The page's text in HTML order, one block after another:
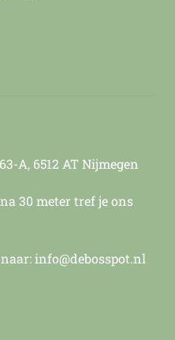
A, 6512 AT Nijmegen
30 meter tref je ons
info@debosspot.nl